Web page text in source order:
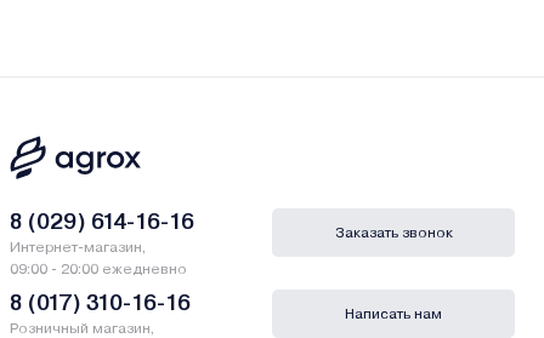
8 (029) 614-16-16
Интернет-магазин,
09:00 - 20:00 ежедневно
8 (017) 310-16-16
Розничный магазин,
Заказать звонок
Написать нам